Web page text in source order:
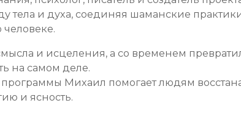
тела и духа, соединяя шаманские
и исцеления, а со временем
на самом деле.
Михаил помогает людям
и ясность.